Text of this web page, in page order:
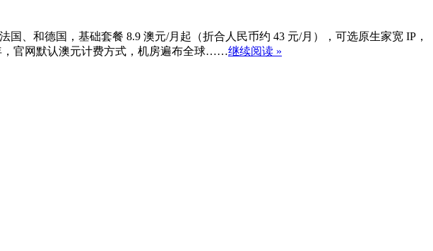
国、和德国，基础套餐 8.9 澳元/月起（折合人民币约 43 元/月），可选原生家宽 IP，
，官网默认澳元计费方式，机房遍布全球……继续阅读 »